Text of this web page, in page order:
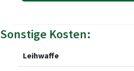
Sonstige Kosten:
Leihwaffe